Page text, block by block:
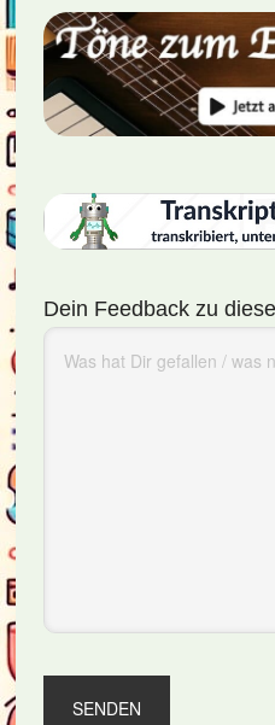
Dein Feedback zu